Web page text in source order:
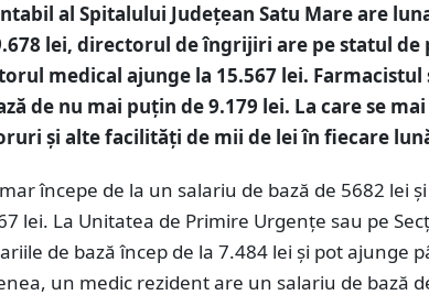
al Spitalului Județean Satu Mare are
lei, directorul de îngrijiri are pe statul de
medical ajunge la 15.567 lei. Farmacistul
de nu mai puțin de 9.179 lei. La care se
și alte facilități de mii de lei în fiecare
începe de la un salariu de bază de 5682 lei
lei. La Unitatea de Primire Urgențe sau pe
de bază încep de la 7.484 lei și pot ajunge
un medic rezident are un salariu de bază